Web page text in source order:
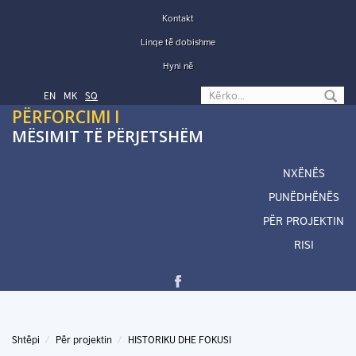
Kontakt
Linqe të dobishme
Hyni në
Search form
EN МК SQ
PËRFORCIMI I
MËSIMIT TË PËRJETSHËM
NXËNËS
PUNËDHËNËS
PËR PROJEKTIN
RISI
Shtëpi Për projektin HISTORIKU DHE FOKUSI